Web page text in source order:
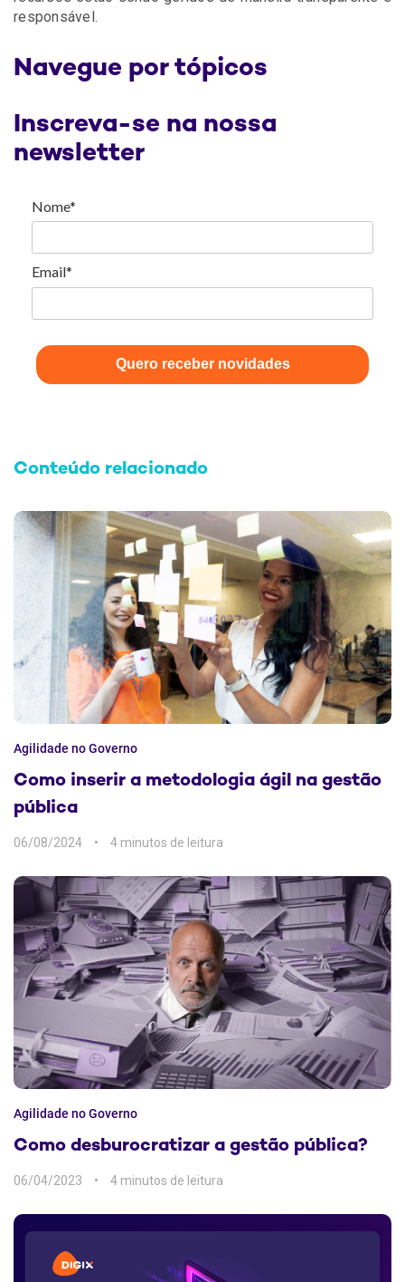
responsável.
Navegue por tópicos
Inscreva-se na nossa
newsletter
Nome*
Email*
Quero receber novidades
Conteúdo relacionado
Agilidade no Governo
Como inserir a metodologia ágil na gestão
pública
06/08/2024 4 min
Agilidade no Governo
Como desburocratizar a gestão pública?
06/04/2023 4 min